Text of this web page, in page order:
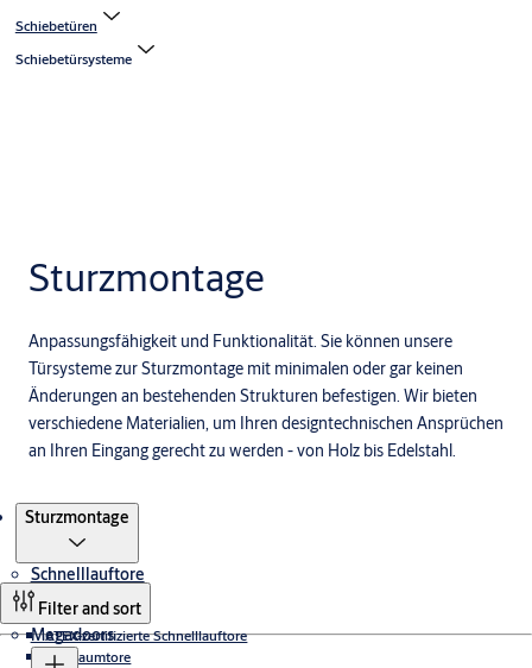
Schiebetüren
Schiebetürsysteme
Sturzmontage
Anpassungsfähigkeit und Funktionalität. Sie können unsere
Türsysteme zur Sturzmontage mit minimalen oder gar keinen
Änderungen an bestehenden Strukturen befestigen. Wir bieten
verschiedene Materialien, um Ihren designtechnischen Ansprüchen
an Ihren Eingang gerecht zu werden - von Holz bis Edelstahl.
Sturzmontage
Schnelllauftore
ATEX-zertifizierte Schnelllauftore
Reinraumtore
Megadoors
Filter and sort